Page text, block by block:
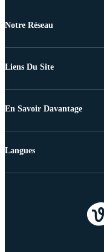
Notre Réseau
Liens Du Site
En Savoir Davantage
Langues